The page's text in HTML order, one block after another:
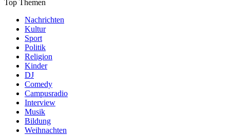
Top Themen
Nachrichten
Kultur
Sport
Politik
Religion
Kinder
DJ
Comedy
Campusradio
Interview
Musik
Bildung
Weihnachten